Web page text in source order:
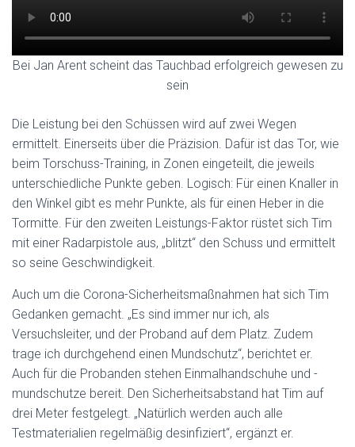
Bei Jan Arent scheint das Tauchbad erfolgreich gewesen zu
sein
Die Leistung bei den Schüssen wird auf zwei Wegen
ermittelt. Einerseits über die Präzision. Dafür ist das Tor, wie
beim Torschuss-Training, in Zonen eingeteilt, die jeweils
unterschiedliche Punkte geben. Logisch: Für einen Knaller in
den Winkel gibt es mehr Punkte, als für einen Heber in die
Tormitte. Für den zweiten Leistungs-Faktor rüstet sich Tim
mit einer Radarpistole aus, „blitzt“ den Schuss und ermittelt
so seine Geschwindigkeit.
Auch um die Corona-Sicherheitsmaßnahmen hat sich Tim
Gedanken gemacht. „Es sind immer nur ich, als
Versuchsleiter, und der Proband auf dem Platz. Zudem
trage ich durchgehend einen Mundschutz“, berichtet er.
Auch für die Probanden stehen Einmalhandschuhe und -
mundschutze bereit. Den Sicherheitsabstand hat Tim auf
drei Meter festgelegt. „Natürlich werden auch alle
Testmaterialien regelmäßig desinfiziert“, ergänzt er.